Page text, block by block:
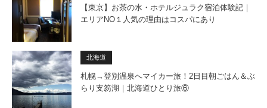
【東京】お茶の水・ホテルジュラク宿泊体験記｜
エリアNO１人気の理由はコスパにあり
北海道
札幌→登別温泉へマイカー旅！2日目朝ごはん＆ぶ
らり支笏湖｜北海道ひとり旅⑥